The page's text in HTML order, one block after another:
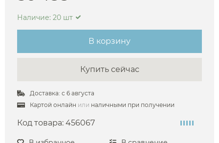
Наличие: 20 шт
В корзину
Купить сейчас
Доставка: с 6 августа
Картой онлайн или наличными при получении
Код товара: 456067